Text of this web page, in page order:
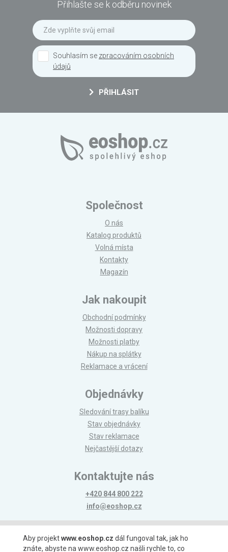
Přihlašte se k odběru novinek
Souhlasím se zpracováním osobních
údajů
PŘIHLÁSIT
Společnost
O nás
Katalog produktů
Volná místa
Kontakty
Magazín
Jak nakoupit
Obchodní podmínky
Možnosti dopravy
Možnosti platby
Nákup na splátky
Reklamace a vrácení
Objednávky
Sledování trasy balíku
Stav objednávky
Stav reklamace
Nejčastější dotazy
Kontaktujte nás
+420 844 800 222
info@eoshop.cz
Možnosti platby
Aby projektwww.eoshop.cz dál fungoval tak, jak ho
znáte, abyste na www.eoshop.cz našli rychle to, co